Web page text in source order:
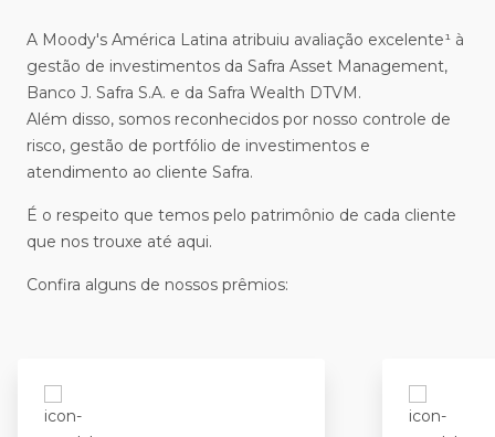
A Moody's América Latina atribuiu avaliação excelente¹ à
gestão de investimentos da Safra Asset Management,
Banco J. Safra S.A. e da Safra Wealth DTVM.
Além disso, somos reconhecidos por nosso controle de
risco, gestão de portfólio de investimentos e
atendimento ao cliente Safra.
É o respeito que temos pelo patrimônio de cada cliente
que nos trouxe até aqui.
Confira alguns de nossos prêmios: